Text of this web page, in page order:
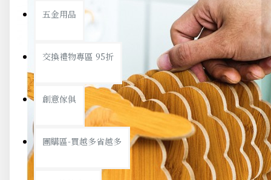
五金用品
交換禮物專區 95折
創意傢俱
團購區-買越多省越多